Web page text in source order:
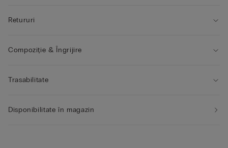
Retururi
Compoziție & Îngrijire
Trasabilitate
Disponibilitate în magazin